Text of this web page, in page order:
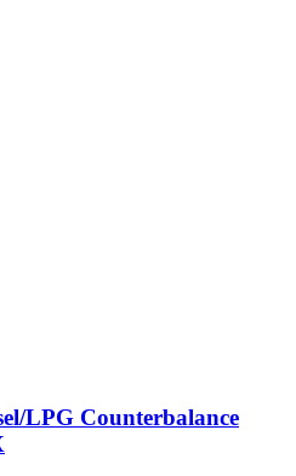
LPG Counterbalance